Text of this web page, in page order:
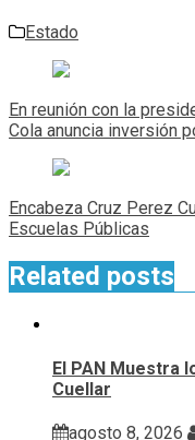
Estado
Navegación
de
entradas
En reunión con la
Cola anuncia inversión
Encabeza Cruz Perez
Escuelas Públicas
Related posts
El PAN Muestra
Cuellar
agosto 8, 2026